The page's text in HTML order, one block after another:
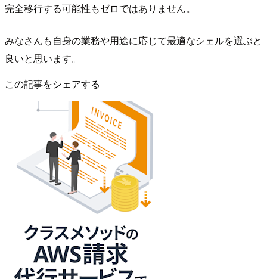
完全移行する可能性もゼロではありません。
みなさんも自身の業務や用途に応じて最適なシェルを選ぶと
良いと思います。
この記事をシェアする